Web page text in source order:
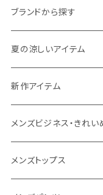
ブランドから探す
THE NORTH FACE
NANGA
1PIU1UGUALE3
go slow caravan
夏の涼しいアイテム
メンズ
レディース
新作アイテム
メンズ
レディース
メンズビジネス・きれい
スーツ
メンズトップス